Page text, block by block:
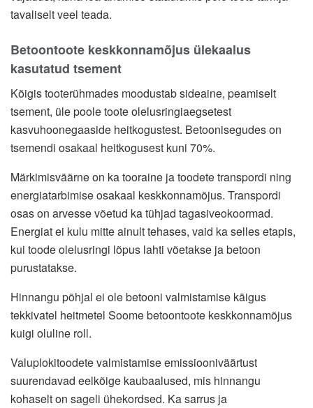
tavaliselt veel teada.
Betoontoote keskkonnamõjus ülekaalus
kasutatud tsement
Kõigis tooterühmades moodustab sideaine, peamiselt
tsement, üle poole toote olelusringiaegsetest
kasvuhoonegaaside heitkogustest. Betoonisegudes on
tsemendi osakaal heitkogusest kuni 70%.
Märkimisväärne on ka tooraine ja toodete transpordi ning
energiatarbimise osakaal keskkonnamõjus. Transpordi
osas on arvesse võetud ka tühjad tagasiveokoormad.
Energiat ei kulu mitte ainult tehases, vaid ka selles etapis,
kui toode olelusringi lõpus lahti võetakse ja betoon
purustatakse.
Hinnangu põhjal ei ole betooni valmistamise käigus
tekkivatel heitmetel Soome betoontoote keskkonnamõjus
kuigi oluline roll.
Valuplokitoodete valmistamise emissiooniväärtust
suurendavad eelkõige kaubaalused, mis hinnangu
kohaselt on sageli ühekordsed. Ka sarrus ja